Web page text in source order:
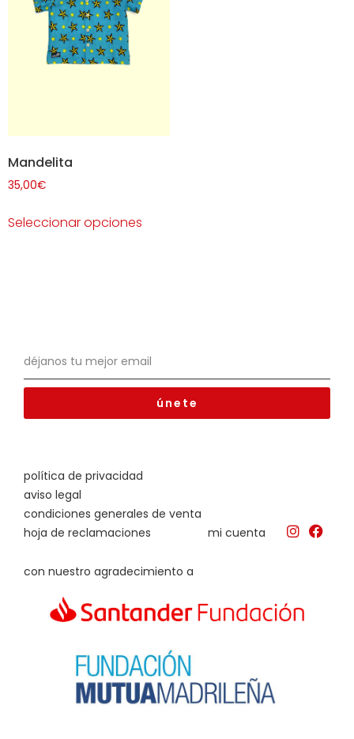
Mandelita
35,00€
Seleccionar opciones
con nuestro agradecimiento a
política de privacidad
aviso legal
condiciones generales de venta
hoja de reclamaciones
mi cuenta
únete